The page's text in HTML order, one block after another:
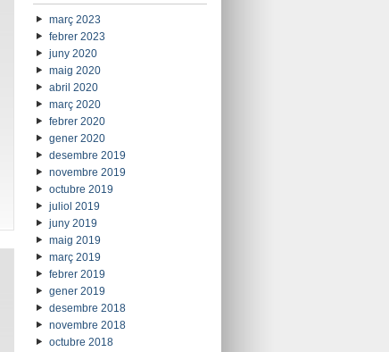
març 2023
febrer 2023
juny 2020
maig 2020
abril 2020
març 2020
febrer 2020
gener 2020
desembre 2019
novembre 2019
octubre 2019
juliol 2019
juny 2019
maig 2019
març 2019
febrer 2019
gener 2019
desembre 2018
novembre 2018
octubre 2018